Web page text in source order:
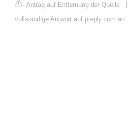
Antrag auf Entfernung der Quelle |
vollständige Antwort auf preply.com an